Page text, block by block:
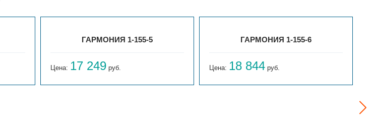
ГАРМОНИЯ 1-155-5
Цена: 17 249 руб.
ГАРМОНИЯ 1-155-6
Цена: 18 844 руб.